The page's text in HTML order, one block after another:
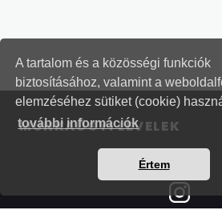
A tartalom és a közösségi funkciók
biztosításához, valamint a
elemzéséhez sütiket (cookie)
további információk
Értem
MUNKAÜGYI LEVELEK